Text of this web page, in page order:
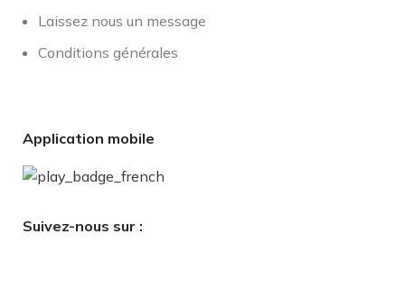
Laissez nous un message
Conditions générales
Application mobile
Suivez-nous sur :